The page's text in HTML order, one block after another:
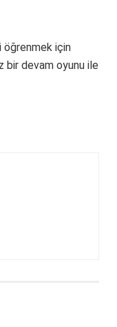
öğrenmek için
bir devam oyunu ile